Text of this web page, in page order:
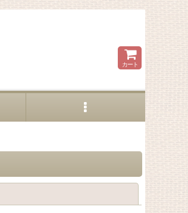
カート